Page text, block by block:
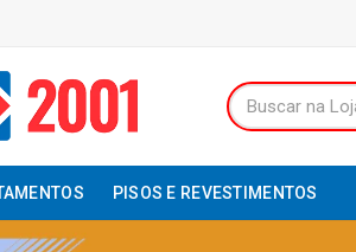
PISOS E REVESTIMENTOS